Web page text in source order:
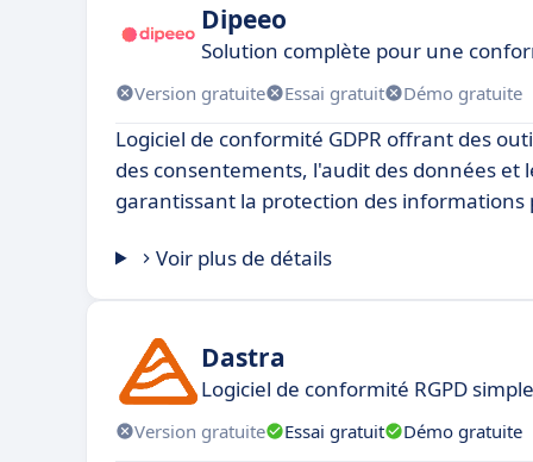
Dipeeo
Solution complète pour une
Version gratuite Essai gratuit Démo gratuite
Logiciel de conformité GDPR offrant des
des consentements, l'audit des données et
garantissant la protection des informations
Voir plus de détails
Dastra
Logiciel de conformité RGPD
Version gratuite Essai gratuit Démo gratuite